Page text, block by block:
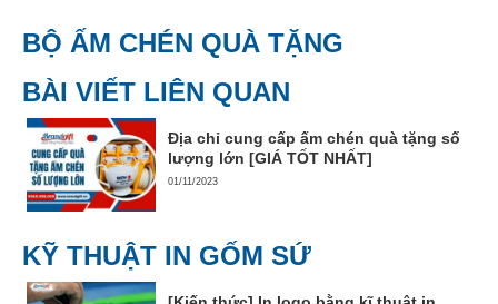
BỘ ẤM CHÉN QUÀ TẶNG
BÀI VIẾT LIÊN QUAN
Địa chỉ cung cấp ấm chén quà tặng số
lượng lớn [GIÁ TỐT NHẤT]
01/11/2023
KỸ THUẬT IN GỐM SỨ